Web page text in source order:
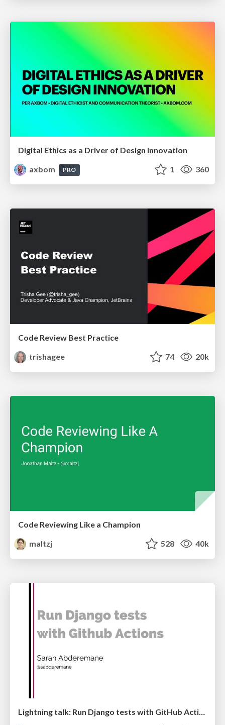
Digital Ethics as a Driver of Design Innovation
axbom
PRO 1 360
Code Review Best Practice
trishagee
74 20k
Code Reviewing Like a Champion
maltzj
528 40k